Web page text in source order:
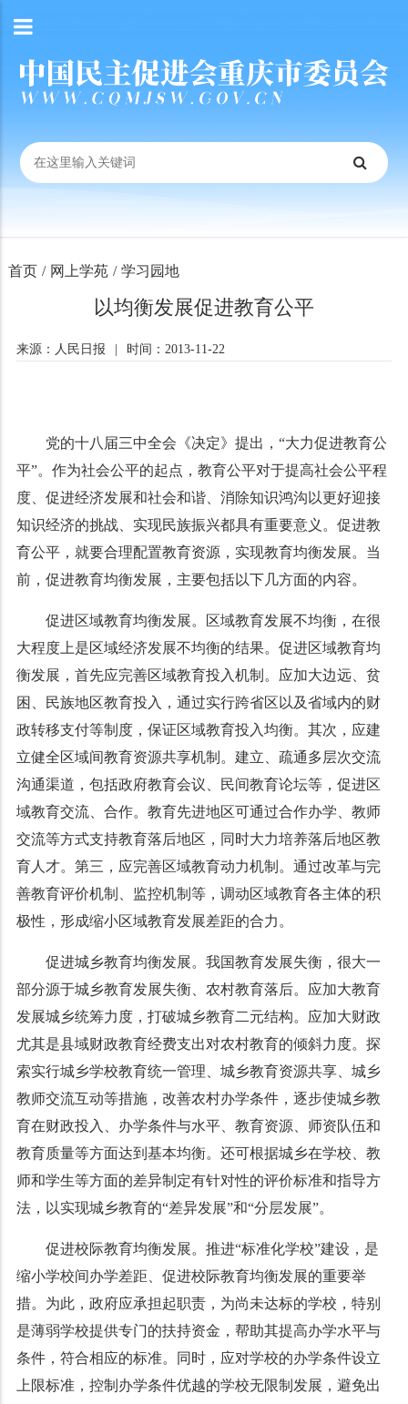
首页 / 网上学苑 / 学习园地
以均衡发展促进教育公平
来源：人民日报 时间：2013-11-22
党的十八届三中全会《决定》提出，“大力促进教育公
平”。作为社会公平的起点，教育公平对于提高社会公平程
度、促进经济发展和社会和谐、消除知识鸿沟以更好迎接
知识经济的挑战、实现民族振兴都具有重要意义。促进教
育公平，就要合理配置教育资源，实现教育均衡发展。当
前，促进教育均衡发展，主要包括以下几方面的内容。
促进区域教育均衡发展。区域教育发展不均衡，在很
大程度上是区域经济发展不均衡的结果。促进区域教育均
衡发展，首先应完善区域教育投入机制。应加大边远、贫
困、民族地区教育投入，通过实行跨省区以及省域内的财
政转移支付等制度，保证区域教育投入均衡。其次，应建
立健全区域间教育资源共享机制。建立、疏通多层次交流
沟通渠道，包括政府教育会议、民间教育论坛等，促进区
域教育交流、合作。教育先进地区可通过合作办学、教师
交流等方式支持教育落后地区，同时大力培养落后地区教
育人才。第三，应完善区域教育动力机制。通过改革与完
善教育评价机制、监控机制等，调动区域教育各主体的积
极性，形成缩小区域教育发展差距的合力。
促进城乡教育均衡发展。我国教育发展失衡，很大一
部分源于城乡教育发展失衡、农村教育落后。应加大教育
发展城乡统筹力度，打破城乡教育二元结构。应加大财政
尤其是县域财政教育经费支出对农村教育的倾斜力度。探
索实行城乡学校教育统一管理、城乡教育资源共享、城乡
教师交流互动等措施，改善农村办学条件，逐步使城乡教
育在财政投入、办学条件与水平、教育资源、师资队伍和
教育质量等方面达到基本均衡。还可根据城乡在学校、教
师和学生等方面的差异制定有针对性的评价标准和指导方
法，以实现城乡教育的“差异发展”和“分层发展”。
促进校际教育均衡发展。推进“标准化学校”建设，是
缩小学校间办学差距、促进校际教育均衡发展的重要举
措。为此，政府应承担起职责，为尚未达标的学校，特别
是薄弱学校提供专门的扶持资金，帮助其提高办学水平与
条件，符合相应的标准。同时，应对学校的办学条件设立
上限标准，控制办学条件优越的学校无限制发展，避免出